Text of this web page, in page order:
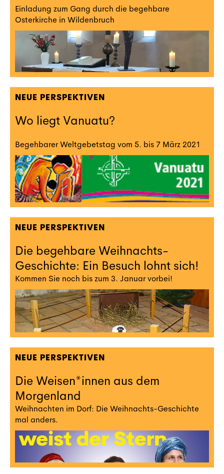
Einladung zum Gang durch die begehbare
Osterkirche in Wildenbruch
NEUE PERSPEKTIVEN
Wo liegt Vanuatu?
Begehbarer Weltgebetstag vom 5. bis 7 März 2021
NEUE PERSPEKTIVEN
Die begehbare Weihnachts-
Geschichte: Ein Besuch lohnt sich!
Kommen Sie noch bis zum 3. Januar vorbei!
NEUE PERSPEKTIVEN
Die Weisen*innen aus dem
Morgenland
Weihnachten im Dorf: Die Weihnachts-Geschichte
mal anders.